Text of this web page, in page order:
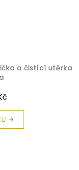
a čistící utěrka